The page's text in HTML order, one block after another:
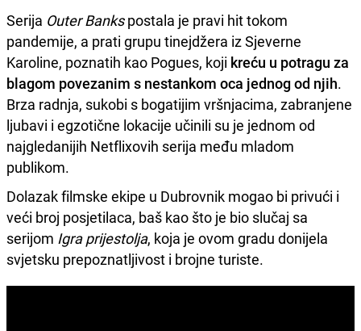
Serija Outer Bankspostala je pravi hit tokom
pandemije, a prati grupu tinejdžera iz Sjeverne
Karoline, poznatih kao Pogues, koji kreću u potragu za
blagom povezanim s nestankom oca jednog od njih.
Brza radnja, sukobi s bogatijim vršnjacima, zabranjene
ljubavi i egzotične lokacije učinili su je jednom od
najgledanijih Netflixovih serija među mladom
publikom.
Dolazak filmske ekipe u Dubrovnik mogao bi privući i
veći broj posjetilaca, baš kao što je bio slučaj sa
serijom Igra prijestolja, koja je ovom gradu donijela
svjetsku prepoznatljivost i brojne turiste.